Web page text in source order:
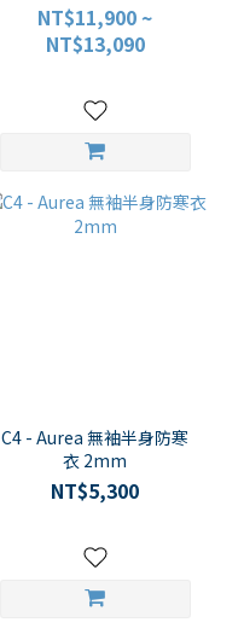
NT$11,900 ~
NT$13,090
C4 - Aurea 無袖半身防寒
衣 2mm
NT$5,300